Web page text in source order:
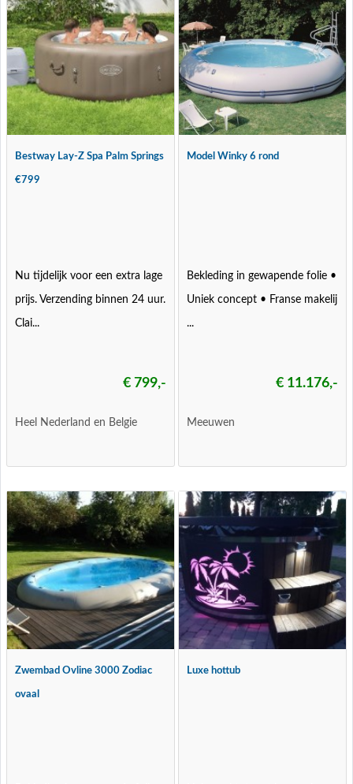
Bestway Lay-Z Spa Palm Springs
€799
Nu tijdelijk voor een extra lage
prijs. Verzending binnen 24 uur.
Clai...
€ 799,-
Heel Nederland en Belgie
Model Winky 6 rond
Bekleding in gewapende folie •
Uniek concept • Franse makelij
...
€ 11.176,-
Meeuwen
Zwembad Ovline 3000 Zodiac
ovaal
Luxe hottub